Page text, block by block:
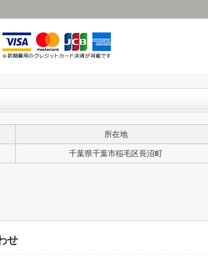
所在地
千葉県千葉市稲毛区長沼町
せ